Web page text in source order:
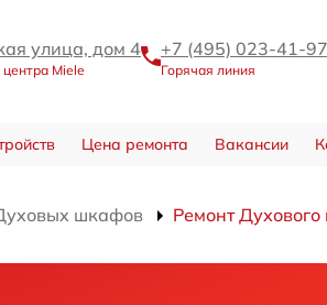
улица, дом 4
Miele
+7 (495) 023-41-97
Горячая линия
Цена ремонта Вакансии
шкафов Ремонт